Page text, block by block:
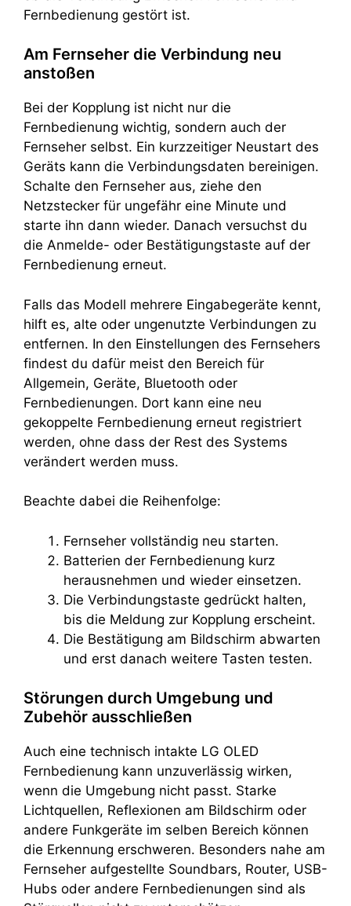
Fernbedienung gestört ist.
Am Fernseher die Verbindung neu
anstoßen
Bei der Kopplung ist nicht nur die
Fernbedienung wichtig, sondern auch der
Fernseher selbst. Ein kurzzeitiger Neustart des
Geräts kann die Verbindungsdaten bereinigen.
Schalte den Fernseher aus, ziehe den
Netzstecker für ungefähr eine Minute und
starte ihn dann wieder. Danach versuchst du
die Anmelde- oder Bestätigungstaste auf der
Fernbedienung erneut.
Falls das Modell mehrere Eingabegeräte kennt,
hilft es, alte oder ungenutzte Verbindungen zu
entfernen. In den Einstellungen des Fernsehers
findest du dafür meist den Bereich für
Allgemein, Geräte, Bluetooth oder
Fernbedienungen. Dort kann eine neu
gekoppelte Fernbedienung erneut registriert
werden, ohne dass der Rest des Systems
verändert werden muss.
Beachte dabei die Reihenfolge:
Fernseher vollständig neu starten.
Batterien der Fernbedienung kurz
herausnehmen und wieder einsetzen.
Die Verbindungstaste gedrückt halten,
bis die Meldung zur Kopplung erscheint.
Die Bestätigung am Bildschirm abwarten
und erst danach weitere Tasten testen.
Störungen durch Umgebung und
Zubehör ausschließen
Auch eine technisch intakte LG OLED
Fernbedienung kann unzuverlässig wirken,
wenn die Umgebung nicht passt. Starke
Lichtquellen, Reflexionen am Bildschirm oder
andere Funkgeräte im selben Bereich können
die Erkennung erschweren. Besonders nahe am
Fernseher aufgestellte Soundbars, Router, USB-
Hubs oder andere Fernbedienungen sind als